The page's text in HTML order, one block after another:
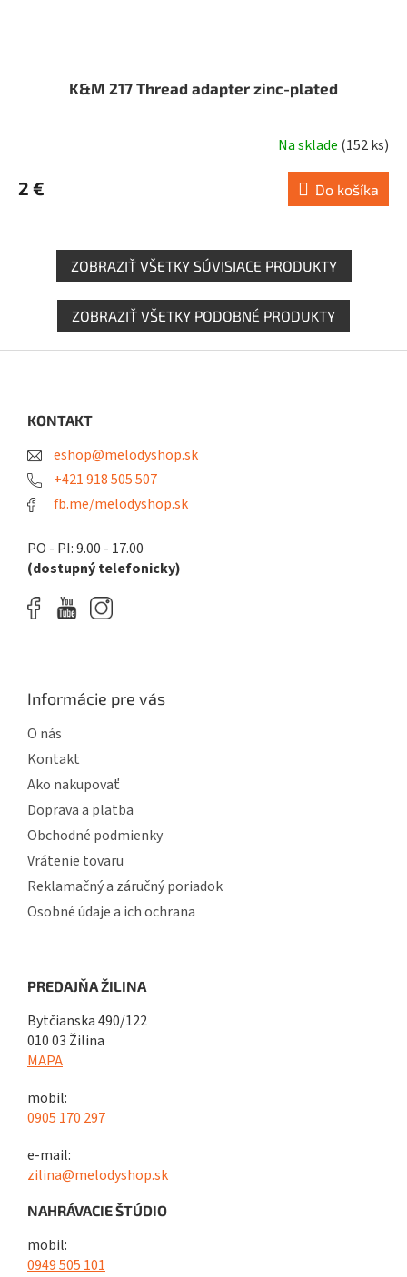
K&M 217 Thread adapter zinc-plated
Na sklade (152 ks)
2 € Do košíka
ZOBRAZIŤ VŠETKY SÚVISIACE PRODUKTY
ZOBRAZIŤ VŠETKY PODOBNÉ PRODUKTY
KONTAKT
eshop@melodyshop.sk
+421 918 505 507
fb.me/melodyshop.sk
PO - PI: 9.00 - 17.00
(dostupný telefonicky)
Informácie pre vás
O nás
Kontakt
Ako nakupovať
Doprava a platba
Obchodné podmienky
Vrátenie tovaru
Reklamačný a záručný poriadok
Osobné údaje a ich ochrana
PREDAJŇA ŽILINA
Bytčianska 490/122
010 03 Žilina
MAPA
mobil:
0905 170 297
e-mail:
zilina@melodyshop.sk
NAHRÁVACIE ŠTÚDIO
mobil:
0949 505 101